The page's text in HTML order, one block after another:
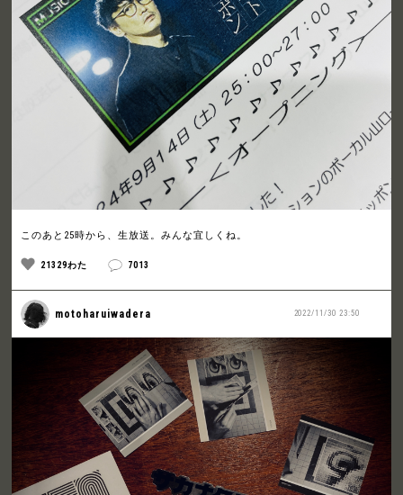
このあと25時から、生放送。みんな宜しくね。
21329わた 7013
2022/11/30 23:50
motoharuiwadera